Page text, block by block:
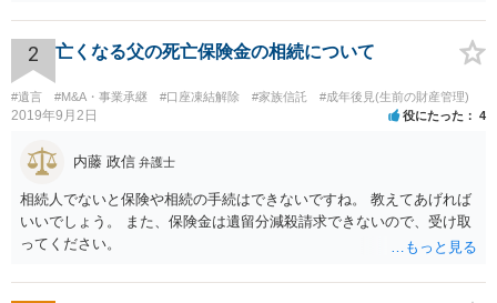
相続人おられるということであれば、他の相続人との協議が必要とな
るところです。 また、当該点とは別にご主人から貸付ではなく贈与で
あると主張される可能性がございます。 その場合には、貸付であるこ
とを伺わせる事情をどれだけ積み重ねることが出来るか、というとこ
ろとなります。 返済の事実や、返済を約束するメール等です。 金額の
おく方が宜しいかと思います。 緊急という訳ではないかと思います
目に弁護士を入れられることを御検討頂くと良いかと思います。
2 亡くなる父の死亡保険金の相続について
#遺言 #M&A・事業承継 #口座凍結解除 #家族信託 #成年後見(生前の財産管理)
2019年9月2日 役にたった 4
内藤 政信 弁護士
相続人でないと保険や相続の手続はできないですね。 教えてあげれば
いいでしょう。 また、保険金は遺留分減殺請求できないので、受け取
ってください。